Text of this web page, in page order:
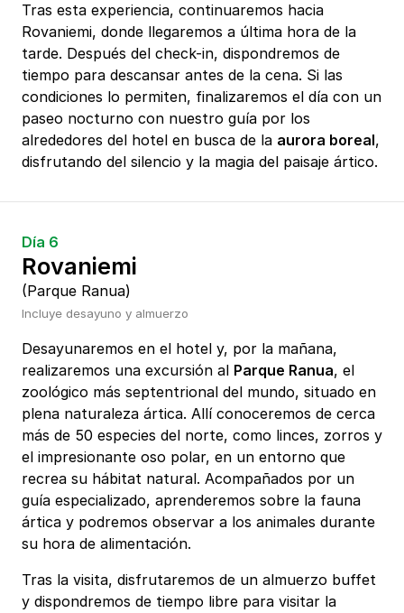
Tras esta experiencia, continuaremos hacia
Rovaniemi, donde llegaremos a última hora de la
tarde. Después del check-in, dispondremos de
tiempo para descansar antes de la cena. Si las
condiciones lo permiten, finalizaremos el día con un
paseo nocturno con nuestro guía por los
alrededores del hotel en busca de la aurora boreal,
disfrutando del silencio y la magia del paisaje ártico.
Día 6
Rovaniemi
(Parque Ranua)
Incluye desayuno y almuerzo
Desayunaremos en el hotel y, por la mañana,
realizaremos una excursión al Parque Ranua, el
zoológico más septentrional del mundo, situado en
plena naturaleza ártica. Allí conoceremos de cerca
más de 50 especies del norte, como linces, zorros y
el impresionante oso polar, en un entorno que
recrea su hábitat natural. Acompañados por un
guía especializado, aprenderemos sobre la fauna
ártica y podremos observar a los animales durante
su hora de alimentación.
Tras la visita, disfrutaremos de un almuerzo buffet
y dispondremos de tiempo libre para visitar la